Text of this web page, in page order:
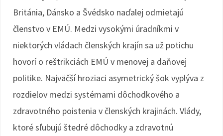
Británia, Dánsko a Švédsko naďalej odmietajú
členstvo v EMÚ. Medzi vysokými úradníkmi v
niektorých vládach členských krajín sa už potichu
hovorí o reštrikciách EMÚ v menovej a daňovej
politike. Najväčší hroziaci asymetrický šok vyplýva z
rozdielov medzi systémami dôchodkového a
zdravotného poistenia v členských krajinách. Vlády,
ktoré sľubujú štedré dôchodky a zdravotnú